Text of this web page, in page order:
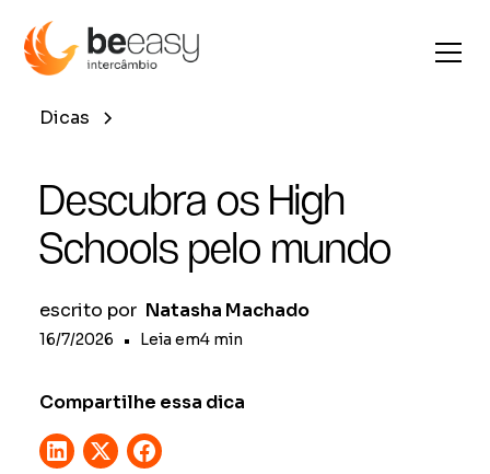
Dicas
Descubra os High
Schools pelo mundo
escrito por Natasha Machado
16/7/2026 • Leia em4 min
Compartilhe essa dica